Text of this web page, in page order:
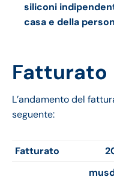
siliconi
casa e della
Fatturato
L’andamento del
seguente:
Fatturato